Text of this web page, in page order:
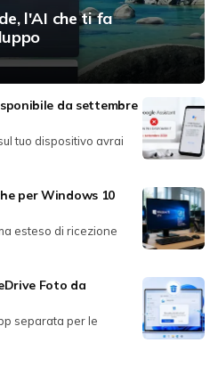
l'AI che ti fa
da settembre
tuo dispositivo avrai
per Windows 10
esteso di ricezione
Foto da
separata per le